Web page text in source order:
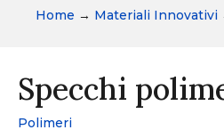
Home → Materiali Innovativi
Specchi
Polimeri